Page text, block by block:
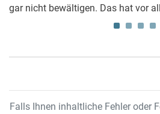
gar nicht bewältigen. Das hat vor
Falls Ihnen inhaltliche Fehler oder